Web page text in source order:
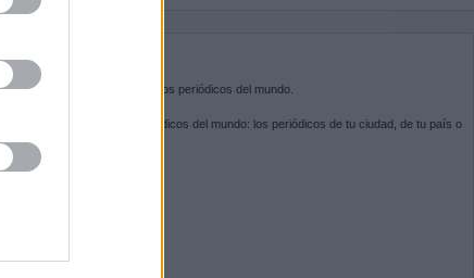
es la puerta de entrada a los periódicos del mundo.
por las portadas de los periódicos del mundo: los periódicos de tu ciudad, de tu país o